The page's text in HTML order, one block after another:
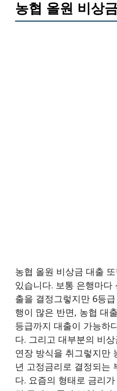
농협 올원 비상
농협 올원 비상금 대출
있습니다. 보통 은행마다
출을 결정그렇지만 6등
행이 많은 반면, 농협 대
등급까지 대출이 가능하
다. 그리고 대부분의 비
연장 방식을 취그렇지만
년 고정금리로 결정되는
다. 요즘의 형태로 금리